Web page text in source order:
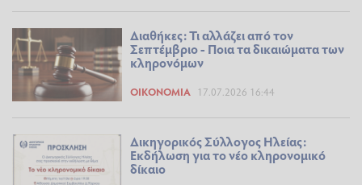
Διαθήκες: Τι αλλάζει από τον
Σεπτέμβριο - Ποια τα δικαιώματα των
κληρονόμων
ΟΙΚΟΝΟΜΊΑ 17.07.2026 16:44
Δικηγορικός Σύλλογος Ηλείας:
Εκδήλωση για το νέο κληρονομικό
δίκαιο